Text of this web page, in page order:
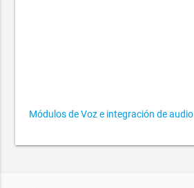
Módulos de Voz e integración de audio